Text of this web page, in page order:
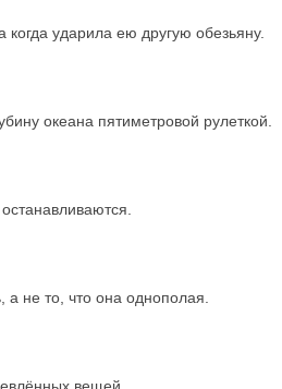
когда ударила ею другую обезьяну.
океана пятиметровой рулеткой.
не то, что она однополая.